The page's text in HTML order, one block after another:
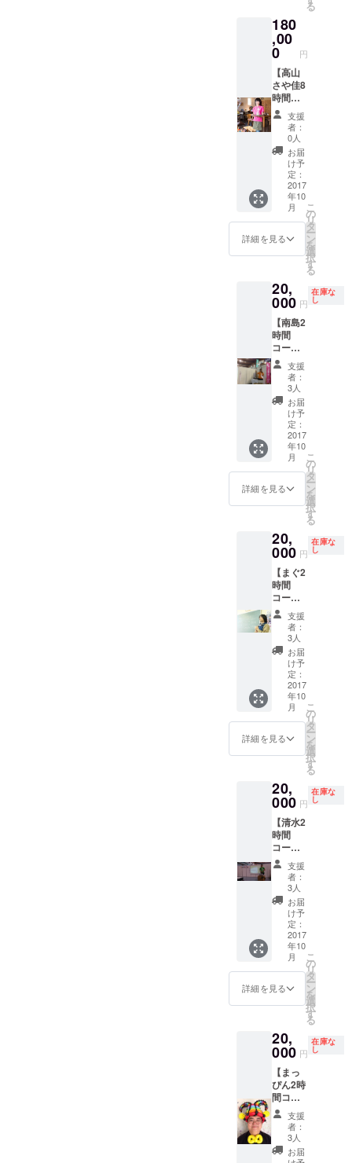
ろ非売
品なの
で、ク
ラウド
ファン
ディン
グのリ
ターン
でしか
手に入
れるこ
とがで
きませ
ん。
（イラ
スト付
きの
メッ
ま
す。）
す。介
護施設
や学
校、地
区の行
事な
ど、い
ろんな
場面で
きっと
重宝す
ると思
いま
す。ぜ
ひ、ご
利用く
ださ
い。 内
容に
よって
演以外
の仕事
を依頼
しても
構いま
せん。
ご相談
くださ
い。食
事会や
草むし
りでも
いいそ
うで
す。た
だし、
あまり
ピスポ
メン
バーが
面白
がって
ついて
いって
しまう
かもし
れませ
ん。 日
程は高
山と調
整の
上、決
定して
くださ
は、質
疑応答
を含め
て2時間
程度を
お考え
くださ
い。参
加者か
ら参加
費用を
徴収し
ても構
いませ
ん。
ば、50
人の参
円の参
加費を
もらう
と……
。） 交
通費な
どは、
別途い
ただき
ます。
る
180
,00
0 円
【高山
さや佳8
時間
コー
ス】 高
山さや
佳
（Happ
y Spot
Club 代
表理
事）が
一日い
ろんな
ことを
しま
演会、
介護施
設の運
営につ
いての
アドバ
イス、
イベン
トの企
画、司
会な
ど、い
ろいろ
できま
す。 内
容に
よって
を依頼
しても
構いま
せん。
ご相談
くださ
い。
デート
や犬の
世話で
もいい
そうで
す。た
だし、
ほぼ確
実に、
ハピス
がって
ついて
いきま
す。 日
程は高
山さや
佳と調
整の
上、決
定して
くださ
い。時
間は、8
時間程
度をお
ださ
い。参
費用を
徴収し
ても構
いませ
ん。交
通費な
どは、
別途い
ただき
ます。
支援
者：
0人
お届
け予
定：
2017
年10
月
詳細を見る
こ
の
リ
タ
ー
ン
を
選
択
す
る
20,
000 円
在庫な
し
【南島2
時間
コー
ス】 南
島（管
理栄養
士）に
よる栄
養につ
いての
セミ
ナーを
開くこ
とがで
きま
す。介
や学
校、地
区の行
事な
ど、い
ろんな
場面で
きっと
重宝す
ると思
いま
す。ぜ
ひ、ご
利用く
ださ
い。 内
容に
以外の
仕事を
依頼し
ても構
いませ
ん。ご
相談く
ださ
い。断
捨離も
得意
で、家
政婦に
なって
もいい
そうで
す。 日
上、決
定して
くださ
い。セ
ミナー
の時間
は、質
疑応答
を含め
て2時間
支援
者：
3人
お届
け予
定：
2017
年10
月
詳細を見る
こ
の
リ
タ
ー
ン
を
選
択
す
る
20,
000 円
在庫な
し
【まぐ2
時間
コー
ス】 ま
ぐ（日
本神話
研究
者）に
よる日
本神話
につい
てのセ
ミナー
を開く
ことが
できま
ベント
や学
校、地
区の行
事な
ど、い
ろんな
場面で
きっと
重宝す
ると思
いま
す。ぜ
ひ、ご
利用く
ださ
い。 内
ミナー
以外の
仕事を
依頼し
ても構
いませ
ん。ご
相談く
ださ
い。日
支援
者：
3人
お届
け予
定：
2017
年10
月
詳細を見る
こ
の
リ
タ
ー
ン
を
選
択
す
る
20,
000 円
在庫な
し
【清水2
時間
コー
ス】 清
水（ボ
ディメ
ディカ
ルセン
ター
ぽっぷ
代表）
による
施術会
を開く
ことが
できま
護施設
やイベ
ント、
地区の
行事な
ど、い
ろんな
場面で
きっと
重宝す
支援
者：
3人
お届
け予
定：
2017
年10
月
詳細を見る
こ
の
リ
タ
ー
ン
を
選
択
す
る
20,
000 円
在庫な
し
【まっ
ぴん2時
間コー
ス】
まっぴ
ん（風
船おじ
さん）
支援
者：
3人
お届